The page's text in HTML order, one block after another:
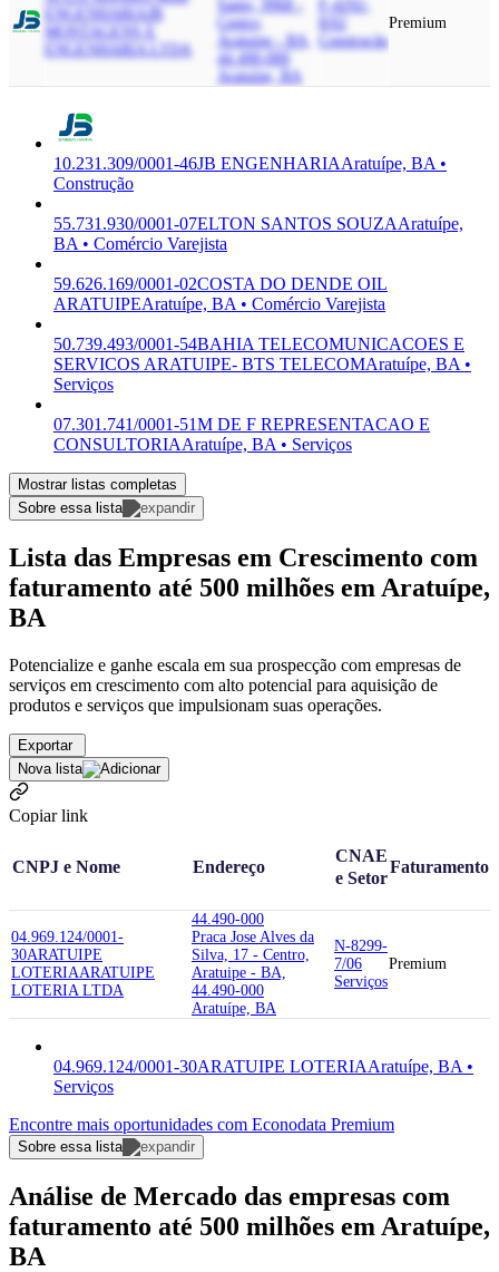
ENGENHARIAJB
MONTAGENS E
ENGENHARIA LTDA
Santo, 9968 -
Centro,
Aratuipe - BA,
44.490-000
Aratuípe, BA
F-4292-
Construção
Premium
10.231.309/0001-46JB ENGENHARIAAratuípe, BA •
Construção
55.731.930/0001-07ELTON SANTOS SOUZAAratuípe,
BA • Comércio Varejista
59.626.169/0001-02COSTA DO DENDE OIL
ARATUIPEAratuípe, BA • Comércio Varejista
50.739.493/0001-54BAHIA TELECOMUNICACOES E
SERVICOS ARATUIPE- BTS TELECOMAratuípe, BA •
Serviços
07.301.741/0001-51M DE F REPRESENTACAO E
CONSULTORIAAratuípe, BA • Serviços
Mostrar listas completas
Sobre essa lista
Lista das Empresas em Crescimento com
faturamento até 500 milhões em Aratuípe,
BA
Potencialize e ganhe escala em sua prospecção com empresas de
serviços em crescimento com alto potencial para aquisição de
produtos e serviços que impulsionam suas operações.
Exportar
Nova lista
Copiar link
CNPJ e Nome Endereço
CNAE
e Setor
Faturamento
04.969.124/0001-
30ARATUIPE
LOTERIAARATUIPE
LOTERIA LTDA
44.490-000
Praca Jose Alves da
Silva, 17 - Centro,
Aratuipe - BA,
44.490-000
Aratuípe, BA
N-8299-
7/06
Serviços
Premium
04.969.124/0001-30ARATUIPE LOTERIAAratuípe, BA •
Serviços
Encontre mais oportunidades com Econodata Premium
Sobre essa lista
Análise de Mercado das empresas com
faturamento até 500 milhões em Aratuípe,
BA